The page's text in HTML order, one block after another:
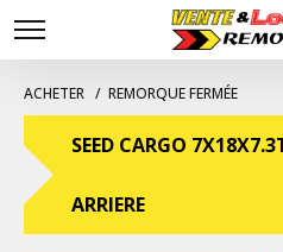
ACHETER REMORQUE FERMÉE
SEED CARGO
ARRIERE